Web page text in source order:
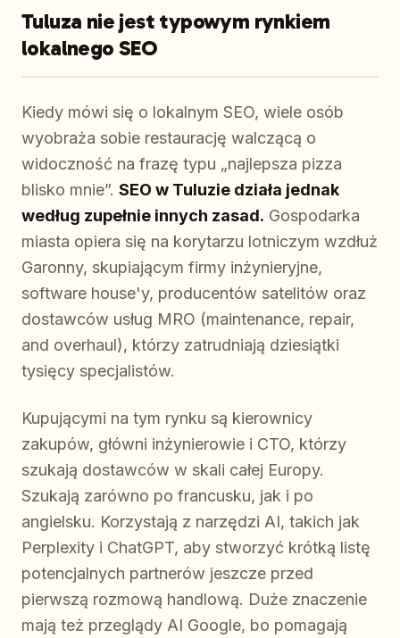
Tuluza nie jest typowym rynkiem
lokalnego SEO
Kiedy mówi się o lokalnym SEO, wiele osób
wyobraża sobie restaurację walczącą o
widoczność na frazę typu „najlepsza pizza
blisko mnie”. SEO w Tuluzie działa jednak
według zupełnie innych zasad. Gospodarka
miasta opiera się na korytarzu lotniczym wzdłuż
Garonny, skupiającym firmy inżynieryjne,
software house'y, producentów satelitów oraz
dostawców usług MRO (maintenance, repair,
and overhaul), którzy zatrudniają dziesiątki
tysięcy specjalistów.
Kupującymi na tym rynku są kierownicy
zakupów, główni inżynierowie i CTO, którzy
szukają dostawców w skali całej Europy.
Szukają zarówno po francusku, jak i po
angielsku. Korzystają z narzędzi AI, takich jak
Perplexity i ChatGPT, aby stworzyć krótką listę
potencjalnych partnerów jeszcze przed
pierwszą rozmową handlową. Duże znaczenie
mają też przeglądy AI Google, bo pomagają